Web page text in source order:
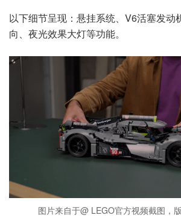
以下细节呈现：悬挂系统、V6活塞发动
向、夜光效果大灯等功能。
图片来自于@ LEGO官方视频截图，